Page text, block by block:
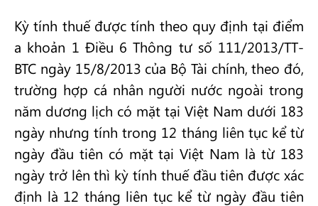
Kỳ tính thuế được tính theo quy định tại điểm
a khoản 1 Điều 6 Thông tư số 111/2013/TT-
BTC ngày 15/8/2013 của Bộ Tài chính, theo đó,
trường hợp cá nhân người nước ngoài trong
năm dương lịch có mặt tại Việt Nam dưới 183
ngày nhưng tính trong 12 tháng liên tục kể từ
ngày đầu tiên có mặt tại Việt Nam là từ 183
ngày trở lên thì kỳ tính thuế đầu tiên được xác
định là 12 tháng liên tục kể từ ngày đầu tiên